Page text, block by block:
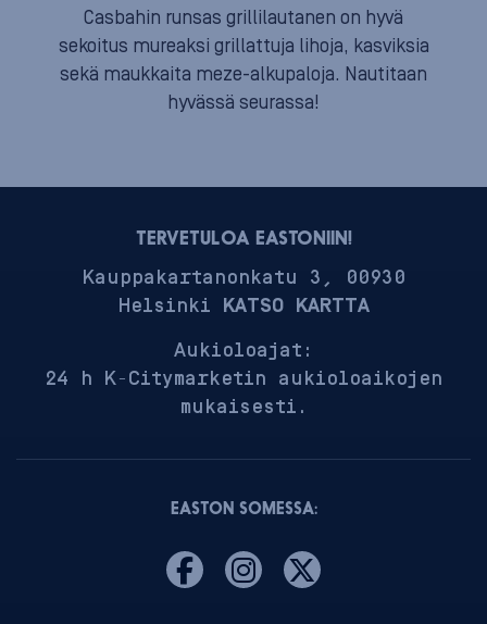
Casbahin runsas grillilautanen on hyvä
sekoitus mureaksi grillattuja lihoja, kasviksia
sekä maukkaita meze-alkupaloja. Nautitaan
hyvässä seurassa!
TERVETULOA EASTONIIN!
Kauppakartanonkatu 3, 00930
Helsinki KATSO KARTTA
Aukioloajat:
24 h K-Citymarketin aukioloaikojen
mukaisesti.
EASTON SOMESSA: